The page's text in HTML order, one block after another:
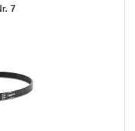
7